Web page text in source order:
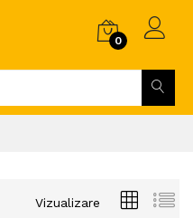
0
Vizualizare